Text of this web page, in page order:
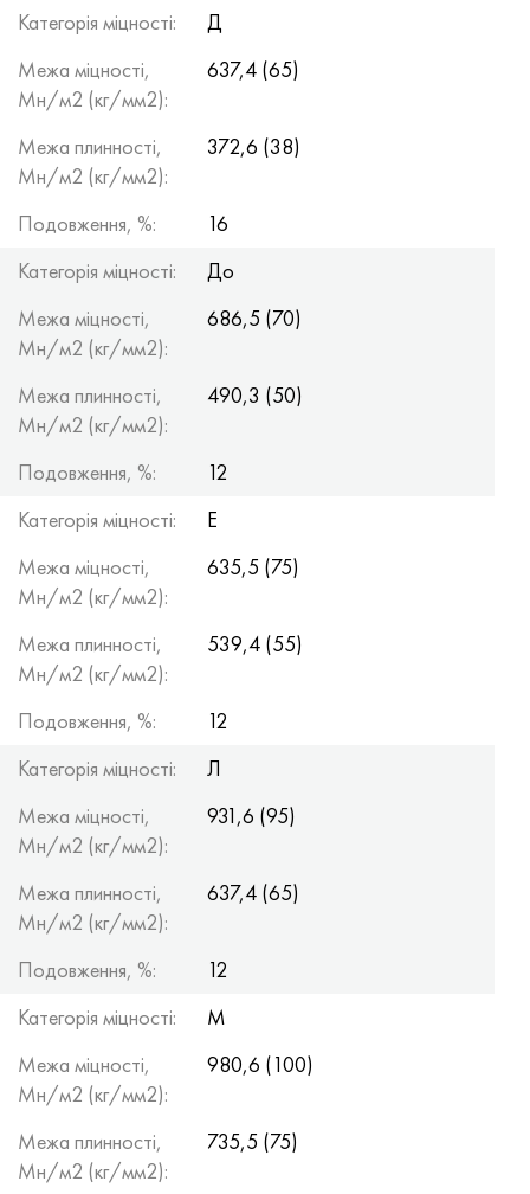
Категорія міцності:
Д
Межа міцності,
Мн/м2 (кг/мм2):
637,4 (65)
Межа плинності,
Мн/м2 (кг/мм2):
372,6 (38)
Подовження, %:
16
Категорія міцності:
До
Межа міцності,
Мн/м2 (кг/мм2):
686,5 (70)
Межа плинності,
Мн/м2 (кг/мм2):
490,3 (50)
Подовження, %:
12
Категорія міцності:
Е
Межа міцності,
Мн/м2 (кг/мм2):
635,5 (75)
Межа плинності,
Мн/м2 (кг/мм2):
539,4 (55)
Подовження, %:
12
Категорія міцності:
Л
Межа міцності,
Мн/м2 (кг/мм2):
931,6 (95)
Межа плинності,
Мн/м2 (кг/мм2):
637,4 (65)
Подовження, %:
12
Категорія міцності:
М
Межа міцності,
Мн/м2 (кг/мм2):
980,6 (100)
Межа плинності,
Мн/м2 (кг/мм2):
735,5 (75)
Хастеллой C-276
Хастеллой C2000
Хастеллой 3
Хастеллой x
Удимет 720
40ХФА, 1.7223, aisi 4142
45Х, 45h, 1.7035
45ХН2МФА, k2425, 45hnmf
А40Г, 44smn28, 1.0762, 46s20